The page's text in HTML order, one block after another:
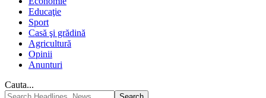
Educaţie
Sport
Casă şi grădină
Agricultură
Opinii
Anunturi
Cauta...